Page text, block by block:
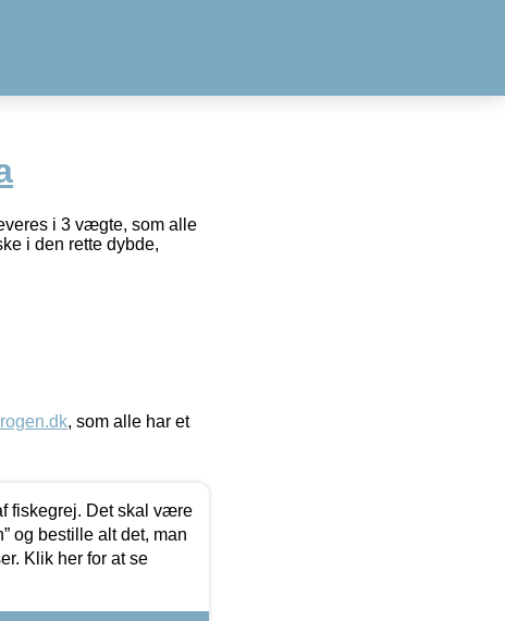
i 3 vægte, som alle
i den rette dybde,
, som alle har et
fiskegrej. Det skal være
og bestille alt det, man
Klik her for at se